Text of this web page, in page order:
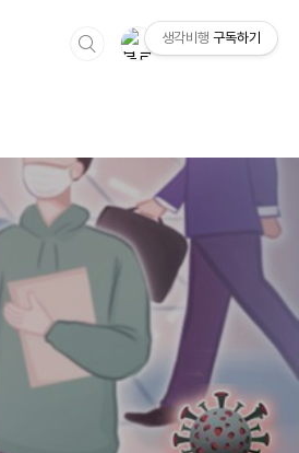
생각비행 구독하기